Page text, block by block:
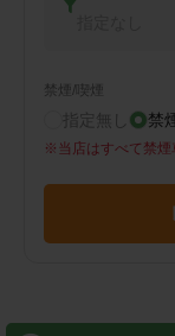
禁煙/喫煙
指定無し 禁
※ 当店はすべて禁煙